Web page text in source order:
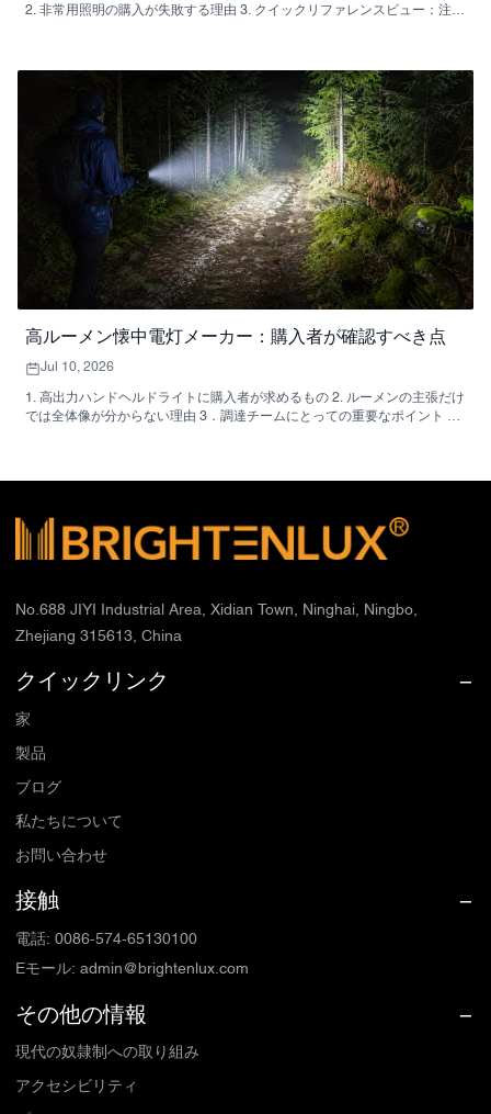
2. 非常用照明の購入が失敗する理由 3. クイックリファレンスビュー：注文
評価する方法 8．サプライヤーとの会話で使える質問 9. この製品はどのよ
うな人に最適ですか？ 10. よくある質問：購入者からよく寄せられる質問
11. 購入者の次のステップ
高ルーメン懐中電灯メーカー：購入者が確認すべき点
Jul 10, 2026
1. 高出力ハンドヘルドライトに購入者が求めるもの 2. ルーメンの主張だけ
では全体像が分からない理由 3．調達チームにとっての重要なポイント 4.
No.688 JIYI Industrial Area, Xidian Town, Ninghai, Ningbo,
Zhejiang 315613, China
クイックリンク
家
製品
ブログ
私たちについて
お問い合わせ
接触
電話: 0086-574-65130100
Eモール: admin@brightenlux.com
その他の情報
現代の奴隷制への取り組み
アクセシビリティ